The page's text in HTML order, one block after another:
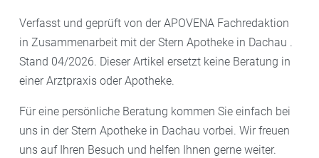
Verfasst und geprüft von der APOVENA Fachredaktion
in Zusammenarbeit mit der Stern Apotheke in Dachau .
Stand 04/2026. Dieser Artikel ersetzt keine Beratung in
einer Arztpraxis oder Apotheke.
Für eine persönliche Beratung kommen Sie einfach bei
uns in der Stern Apotheke in Dachau vorbei. Wir freuen
uns auf Ihren Besuch und helfen Ihnen gerne weiter.